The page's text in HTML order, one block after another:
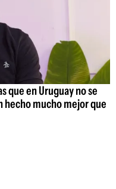
que en Uruguay no se
hecho mucho mejor que